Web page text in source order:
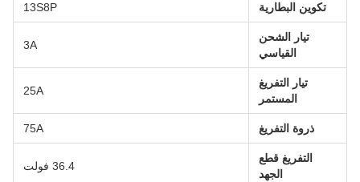
تكوين البطارية 13S8P
تيار الشحن
القياسي
3A
تيار التفريغ
المستمر
25A
ذروة التفريغ 75A
التفريغ قطع
الجهد
36.4 فولت